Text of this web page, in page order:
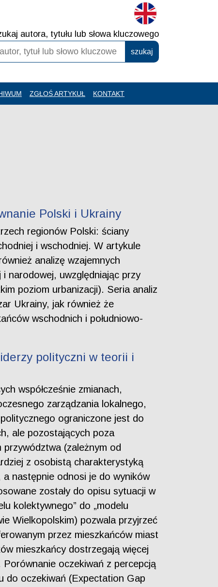
autora, tytułu lub słowa kluczowego
ZGŁOŚ ARTYKUŁ KONTAKT
Polski i Ukrainy
regionów Polski: ściany
i wschodniej. W artykule
analizę wzajemnych
narodowej, uwzględniając przy
poziom urbanizacji). Seria analiz
Ukrainy, jak również że
wschodnich i południowo-
polityczni w teorii i
współcześnie zmianach,
zarządzania lokalnego,
ograniczone jest do
ale pozostających poza
(zależnym od
z osobistą charakterystyką
następnie odnosi je do wyników
zostały do opisu sytuacji w
kolektywnego” do „modelu
Wielkopolskim) pozwala przyjrzeć
przez mieszkańców miast
mieszkańcy dostrzegają więcej
Porównanie oczekiwań z percepcją
do oczekiwań (Expectation Gap